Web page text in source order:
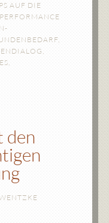
AUF DIE
,
,
,
den